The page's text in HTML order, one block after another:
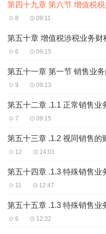
第四十九章 第六节 增值税
8 09:11
第五十章 增值税涉税业务财
6 09:15
第五十一章 第一节 销售业
9 09:13
第五十二章 .1.1 正常销售业
7 09:15
第五十三章 .1.2 视同销售的
12 14:01
第五十四章 .1.3 特殊销售业
11 12:47
第五十五章 .1.3 特殊销售业
6 12:32